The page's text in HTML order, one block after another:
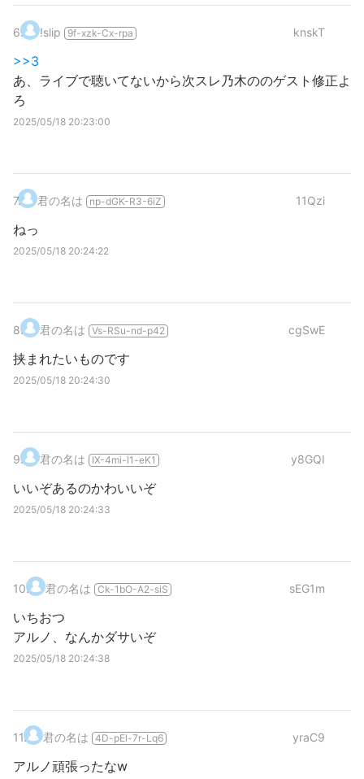
6. !slip 9f-xzk-Cx-rpa knskT
>>3
あ、ライブで聴いてないから次スレ乃木ののゲスト修正よ
ろ
2025/05/18 20:23:00
7. 君の名は np-dGK-R3-6iZ 11Qzi
ねっ
2025/05/18 20:24:22
8. 君の名は Vs-RSu-nd-p42 cgSwE
挟まれたいものです
2025/05/18 20:24:30
9. 君の名は IX-4mi-l1-eK1 y8GQI
いいぞあるのかわいいぞ
2025/05/18 20:24:33
10. 君の名は Ck-1bO-A2-siS sEG1m
いちおつ
アルノ、なんかダサいぞ
2025/05/18 20:24:38
11. 君の名は 4D-pEl-7r-Lq6 yraC9
アルノ頑張ったなw